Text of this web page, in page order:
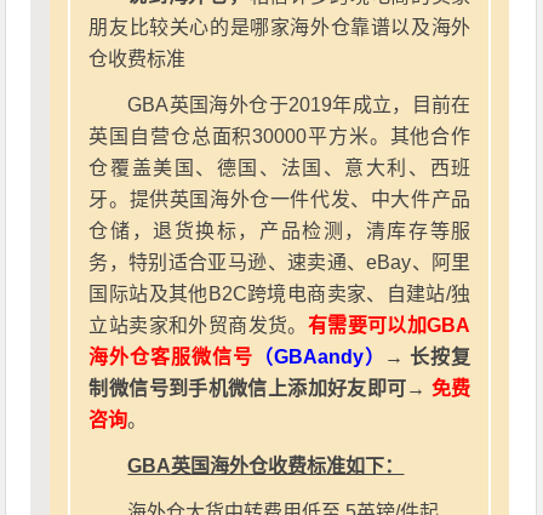
朋友比较关心的是哪家海外仓靠谱以及海外
仓收费标准
GBA英国海外仓于2019年成立，目前在
英国自营仓总面积30000平方米。其他合作
仓覆盖美国、德国、法国、意大利、西班
牙。提供英国海外仓一件代发、中大件产品
仓储，退货换标，产品检测，清库存等服
务，特别适合亚马逊、速卖通、eBay、阿里
国际站及其他B2C跨境电商卖家、自建站/独
立站卖家和外贸商发货。 有需要可以加GBA
海外仓客服微信号 （GBAandy）
→ 长按复
制微信号到手机微信上添加好友即可→ 免费
咨询。
GBA英国海外仓收费标准如下：